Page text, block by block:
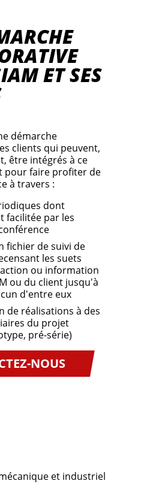
ET SES
démarche
clients qui peuvent,
être intégrés à ce
pour faire profiter de
à travers :
dont
facilitée par les
fichier de suivi de
les suets
ou information
ou du client jusqu'à
d'entre eux
de réalisations à des
du projet
pré-série)
NOUS
et industriel